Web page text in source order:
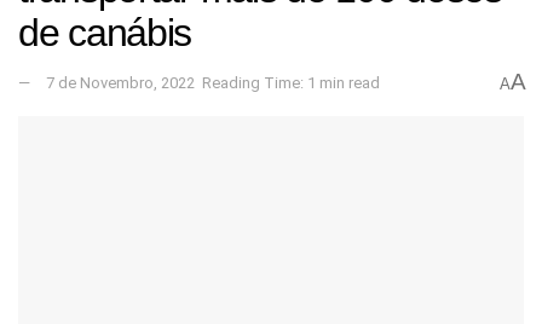
de canábis
7 de Novembro, 2022 Reading Time: 1 min read AA